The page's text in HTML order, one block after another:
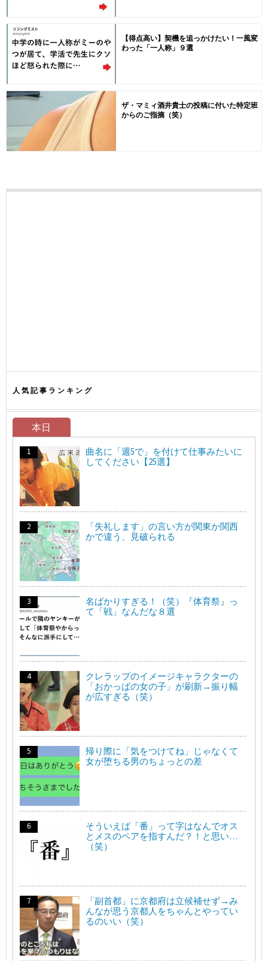
【得点高い】契機を追っかけたい！一風変
わった「一人称」９選
ザ・マミィ酒井貴士の投稿に付いた特定班
からのご指摘（笑）
人気記事ランキング
本日
曲名に「週5で」を付けて仕事みたいに
してください【25選】
「失礼します」の言い方が関東か関西
かで違う、見破られる
名ばかりすぎる！（笑）『体育祭』っ
て「戦」なんだな８選
クレラップのイメージキャラクターの
「おかっぱの女の子」が刷新→振り幅
が広すぎる（笑）
帰り際に「気をつけてね」じゃなくて
女が堕ちる男のちょっとの差
そういえば「番」って字はなんでオス
とメスのペアを指すんだ？！と思い…
（笑）
「副首都」に京都府は立候補せず→み
んなが思う京都人をちゃんとやってい
るのいい（笑）